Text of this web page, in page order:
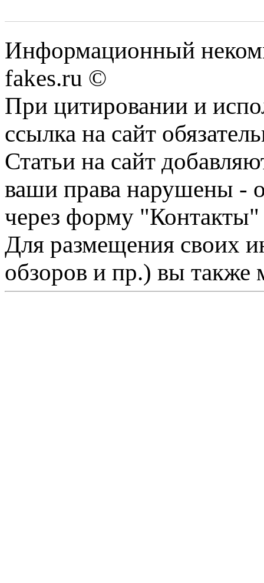
Информационный
fakes.ru ©
При цитировании и
ссылка на сайт
Статьи на сайт
ваши права нарушены -
через форму "Контакты"
Для размещения своих
обзоров и пр.) вы также